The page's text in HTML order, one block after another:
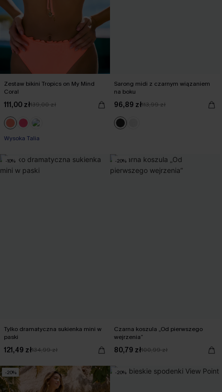
Zestaw bikini Tropics on My Mind
Coral
111,00 zł139,00 zł
Wysoka Talia
Sarong midi z czarnym wiązaniem
na boku
96,89 zł113,99 zł
-10%
Tylko dramatyczna sukienka mini w
paski
121,49 zł134,99 zł
-20%
Czarna koszula „Od pierwszego
wejrzenia”
80,79 zł100,99 zł
-20% -20%